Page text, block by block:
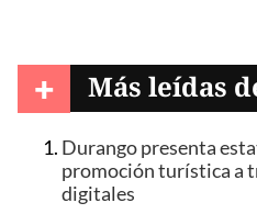
+ Más leídas
Durango presenta
promoción turística a
digitales